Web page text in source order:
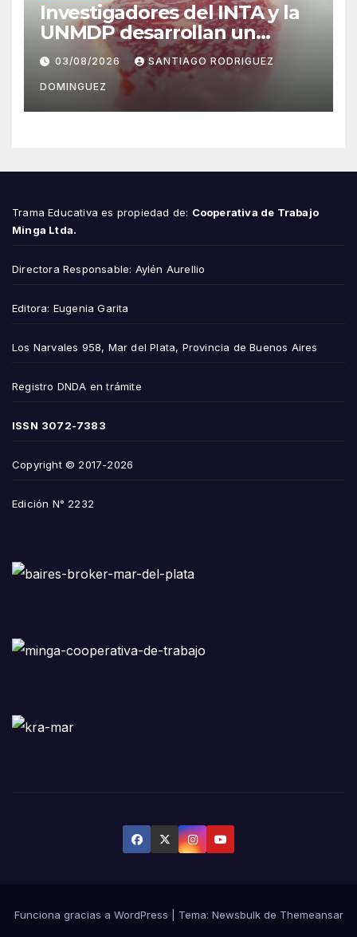
Investigadores del INTA y la
UNMDP desarrollan un
envase biodegradable que
conserva la calidad de la
carne vacuna
03/08/2026 SANTIAGO RODRIGUEZ
DOMINGUEZ
Trama Educativa es propiedad de: Cooperativa de Trabajo
Minga Ltda.
Directora Responsable: Aylén Aurellio
Editora: Eugenia Garita
Los Narvales 958, Mar del Plata, Provincia de Buenos Aires
Registro DNDA en trámite
ISSN 3072-7383
Copyright © 2017-2026
Edición N° 2232
Funciona gracias a WordPress Tema: Newsbulkde Themeansar